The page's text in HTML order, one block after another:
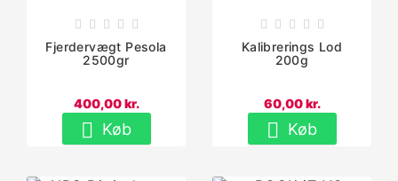
    
Fjerdervægt Pesola
2500gr
400,00 kr.
 Køb
    
Kalibrerings Lod
200g
60,00 kr.
 Køb